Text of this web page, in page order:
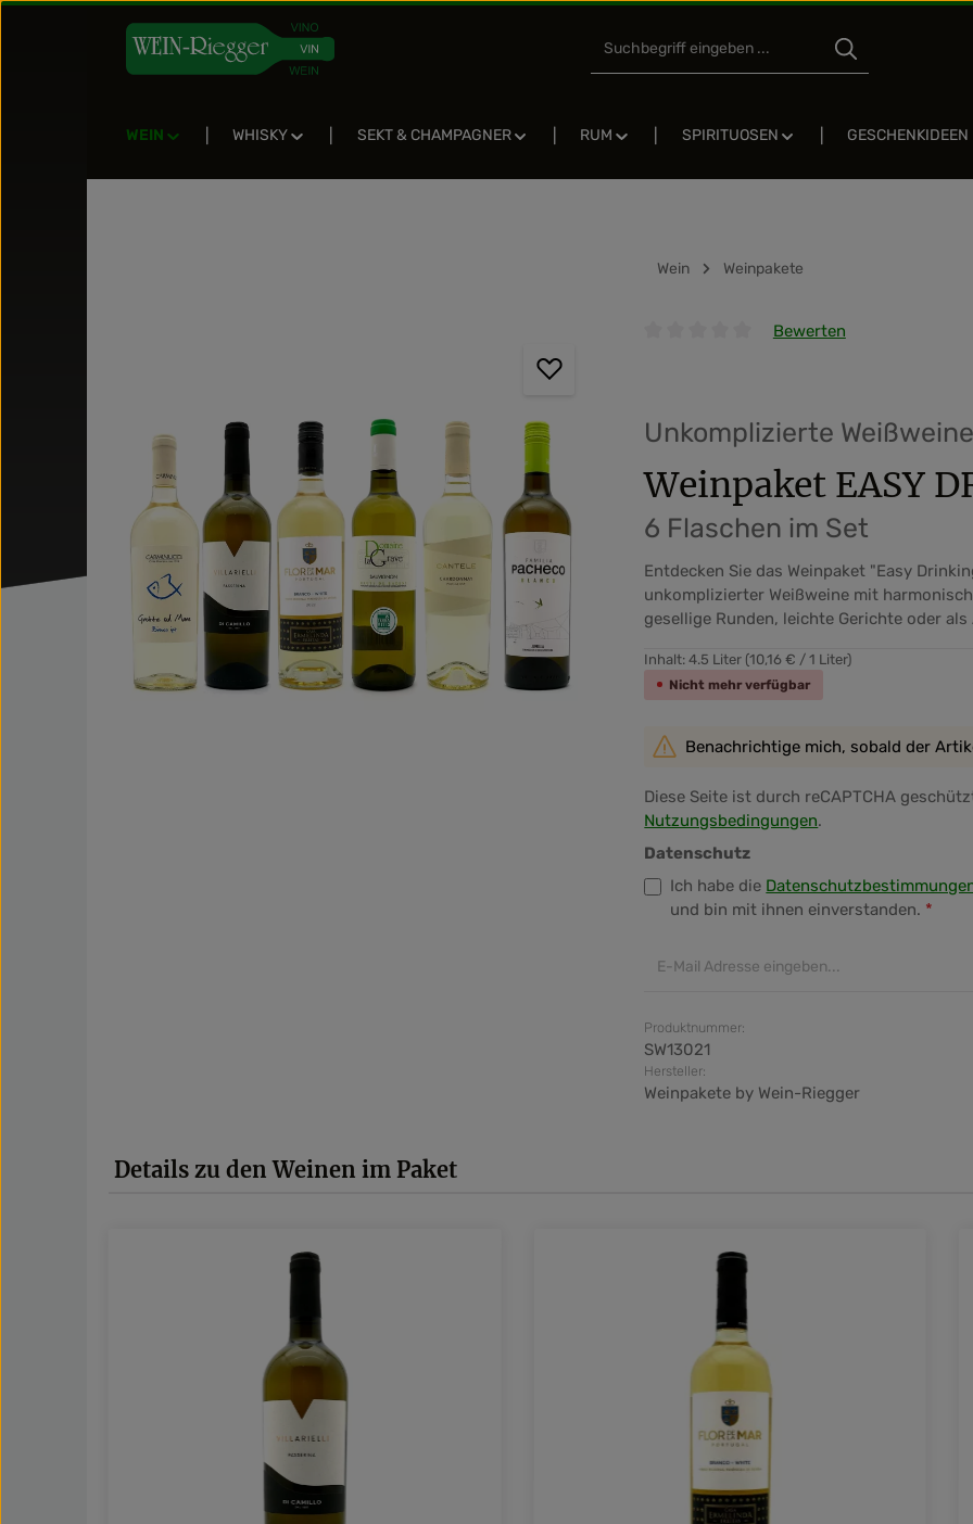
Zum Hauptinhalt springen
Zur Suche springen
Zur Hauptnavigation springen
WEIN WHISKY SEKT & CHAMPAGNER RUM SPIRITUOSEN GESCHENKIDEEN
Wein Weinpakete
Bewerten
Unkomplizierte Weißweine
Weinpaket EASY
6 Flaschen im Set
Entdecken Sie das Weinpaket "Easy
unkomplizierter Weißweine mit
gesellige Runden, leichte Gerichte oder
Inhalt:4.5 Liter (10,16 € / 1 Liter)
Nicht mehr verfügbar
Benachrichtige mich, sobald der
Diese Seite ist durch reCAPTCHA
Nutzungsbedingungen.
Datenschutz
Ich habe die
und bin mit ihnen einverstanden. *
Produktnummer:
SW13021
Hersteller:
Weinpakete by Wein-Riegger
Produktgalerie überspringen
Details zu den Weinen im Paket
Bewertung von 4.86 von 5 Sternen